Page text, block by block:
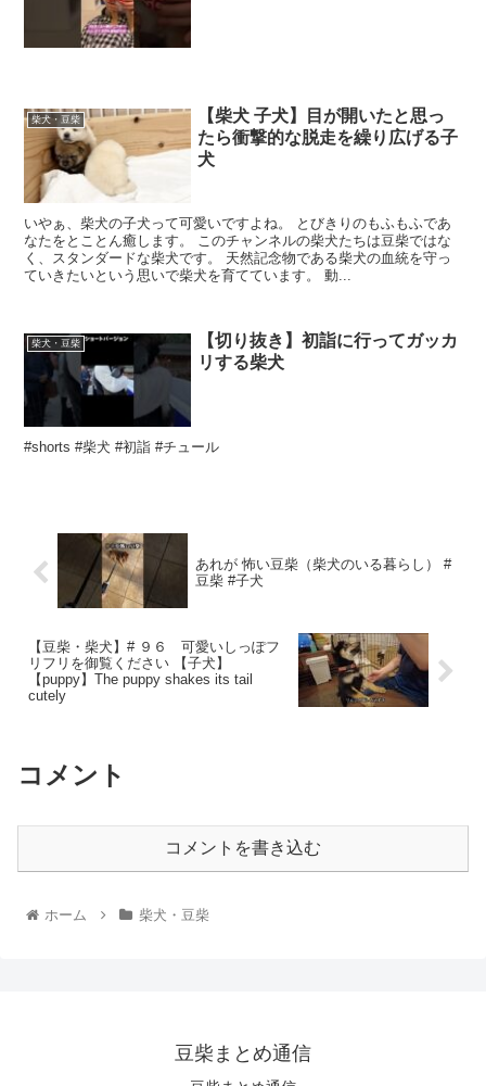
柴犬・豆柴
【柴犬 子犬】目が開いたと思っ
たら衝撃的な脱走を繰り広げる子
犬
いやぁ、柴犬の子犬って可愛いですよね。 とびきりのもふもふであ
なたをとことん癒します。 このチャンネルの柴犬たちは豆柴ではな
く、スタンダードな柴犬です。 天然記念物である柴犬の血統を守っ
ていきたいという思いで柴犬を育てています。 動...
柴犬・豆柴
【切り抜き】初詣に行ってガッカ
リする柴犬
#shorts #柴犬 #初詣 #チュール
あれが 怖い豆柴（柴犬のいる暮らし） #
豆柴 #子犬
【豆柴・柴犬】# ９６ 可愛いしっぽフ
リフリを御覧ください 【子犬】
【puppy】The puppy shakes its tail
cutely
コメント
コメントを書き込む
ホーム 柴犬・豆柴
豆柴まとめ通信